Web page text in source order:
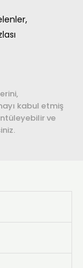
kabul etmiş
ve